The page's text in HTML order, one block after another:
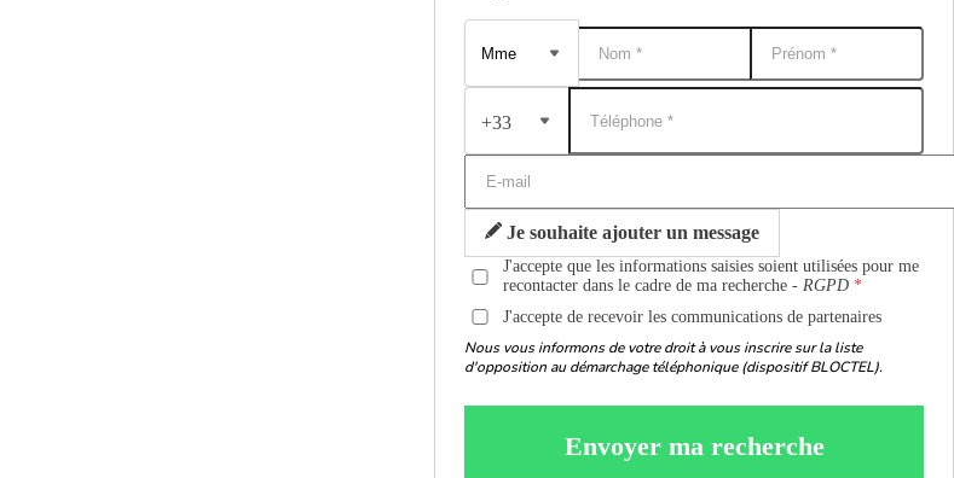
+33
Je souhaite ajouter un message
J'accepte que les informations saisies soient utilisées pour me
recontacter dans le cadre de ma recherche -RGPD
J'accepte de recevoir les communications de partenaires
Nous vous informons de votre droit à vous inscrire sur la liste
d'opposition au démarchage téléphonique (dispositif BLOCTEL).
Envoyer ma recherche